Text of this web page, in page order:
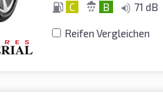
C B 71 dB
Reifen Vergleichen